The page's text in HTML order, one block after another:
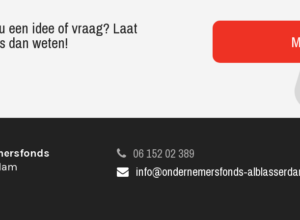
een idee of vraag? Laat
dan weten!
06 152 02 389
info@ondernemersfonds-